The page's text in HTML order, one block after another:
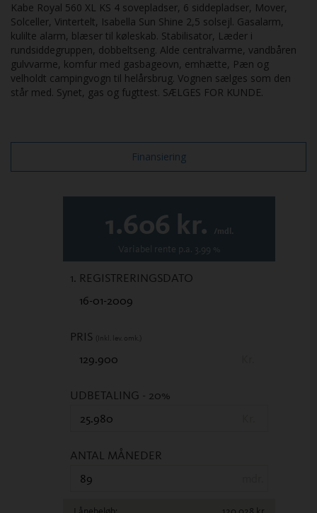
Kabe Royal 560 XL KS 4 sovepladser, 6 siddepladser, Mover,
Solceller, Vintertelt, Isabella Sun Shine 2,5 solsejl. Gasalarm,
kulilte alarm, blæser til køleskab. Stabilisator, Læder i
rundsiddegruppen, dobbeltseng. Alde centralvarme, vandbåren
gulvvarme, komfur med gasbageovn, emhætte, Pæn og
velholdt campingvogn til helårsbrug. Vognen sælges som den
står med. Synet, gas og fugttest. SÆLGES FOR KUNDE.
Finansiering
1.606 kr. /mdl.
Variabel rente p.a. 3.99 %
1. REGISTRERINGSDATO
PRIS (Inkl. lev. omk.)
UDBETALING - 20%
ANTAL MÅNEDER